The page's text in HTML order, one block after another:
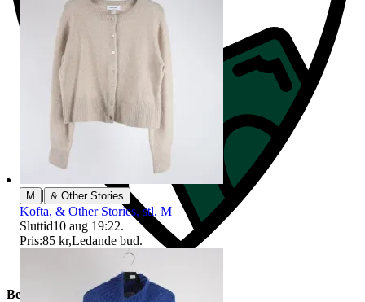
Beskrivning
M | & Other Stories
Kofta, & Other Stories, stl. M
Sluttid10 aug 19:22.
Pris:85 kr,Ledande bud.